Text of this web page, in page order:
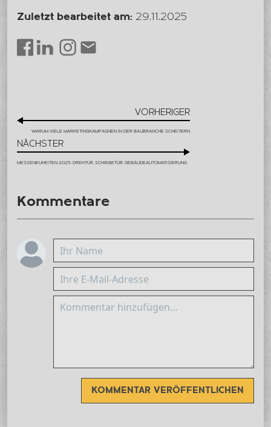
Zuletzt bearbeitet am: 29.11.2025
Facebook
LinkedInInstagramEnvelope
VORHERIGER
WARUM VIELE MARKETINGKAMPAGNEN IN DER BAUBRANCHE SCHEITERN
NÄCHSTER
MESSENEUHEITEN 2025: DREHTÜR, SCHIEBETÜR, GEBÄUDEAUTOMATISIERUNG
Kommentare
KOMMENTAR VERÖFFENTLICHEN